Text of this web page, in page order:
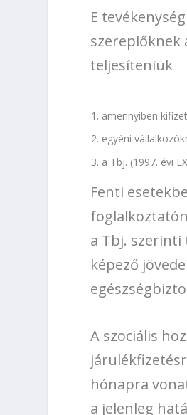
E
szereplőknek
teljesíteniük
amennyiben
egyéni
a Tbj. (1997. évi
Fenti
a Tbj. szerinti
képező
A szociális
hónapra
a jelenleg